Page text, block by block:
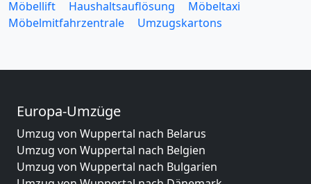
Möbellift
Haushaltsauflösung
Möbeltaxi
Möbelmitfahrzentrale
Umzugskartons
Europa-Umzüge
Umzug von Wuppertal nach Belarus
Umzug von Wuppertal nach Belgien
Umzug von Wuppertal nach Bulgarien